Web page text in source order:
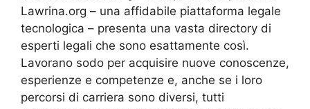
Lawrina.org – una affidabile piattaforma legale
tecnologica – presenta una vasta directory di
esperti legali che sono esattamente così.
Lavorano sodo per acquisire nuove conoscenze,
esperienze e competenze e, anche se i loro
percorsi di carriera sono diversi, tutti